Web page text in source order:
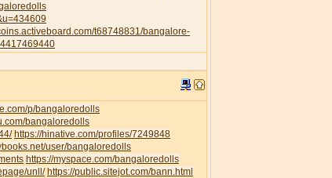
t68748831/bangalore-
p/bangaloredolls
bangaloredolls
https://hinative.com/profiles/7249848
user/bangaloredolls
https://myspace.com/bangaloredolls
unll/ https://public.sitejot.com/bann.html